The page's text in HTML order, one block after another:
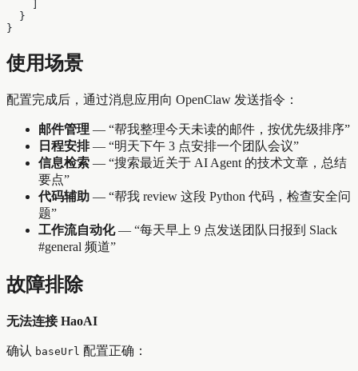
  }
}
使用场景
配置完成后，通过消息应用向 OpenClaw 发送指令：
邮件管理 — “帮我整理今天未读的邮件，按优先级排序”
日程安排— “明天下午 3 点安排一个团队会议”
信息检索 — “搜索最近关于 AI Agent 的技术文章，总结
要点”
代码辅助 — “帮我 review 这段 Python 代码，检查安全问
题”
工作流自动化— “每天早上 9 点发送团队日报到 Slack
#general 频道”
故障排除
无法连接 HaoAI
确认 baseUrl 配置正确：